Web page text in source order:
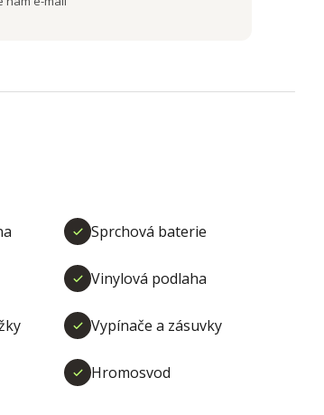
Sprchová baterie
Vinylová podlaha
Vypínače a zásuvky
Hromosvod